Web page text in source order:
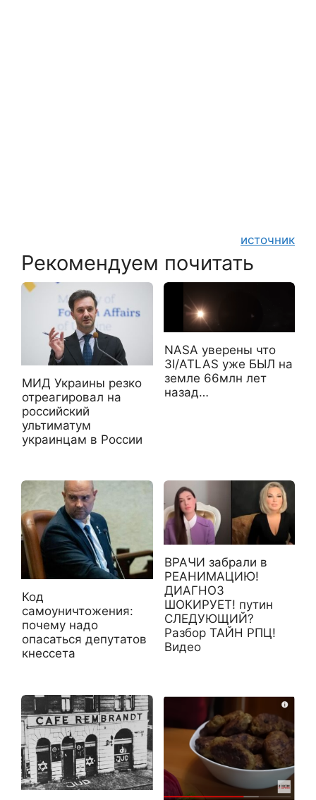
источник
Рекомендуем почитать
МИД Украины резко
отреагировал на
российский
ультиматум
украинцам в России
NASA уверены что
3I/ATLAS уже БЫЛ на
земле 66млн лет
назад…
Код
самоуничтожения:
почему надо
опасаться депутатов
кнессета
ВРАЧИ забрали в
РЕАНИМАЦИЮ!
ДИАГНОЗ
ШОКИРУЕТ! путин
СЛЕДУЮЩИЙ?
Разбор ТАЙН РПЦ!
Видео